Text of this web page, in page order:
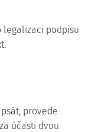
legalizaci podpisu
provede
účasti dvou